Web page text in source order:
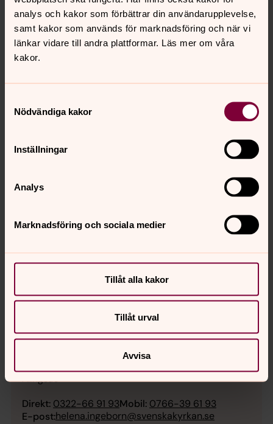
analys och kakor som förbättrar din användarupplevelse,
samt kakor som används för marknadsföring och när vi
länkar vidare till andra plattformar. Läs mer om våra
kakor.
Nödvändiga kakor
Inställningar
Analys
Marknadsföring och sociala medier
Tillåt alla kakor
Tillåt urval
Avvisa
Församlingspedagog, Svenska kyrkan Alingsås
Direkt: 0322-66 91 05 Mobil:
0766-39 61 05
stina.gabrielsson@svenskakyrkan.se
Alingsås
Direkt: 0322-66 91 93Mobil: 0766-39 61 93
E-post:helena.ingeborn@svenskakyrkan.se